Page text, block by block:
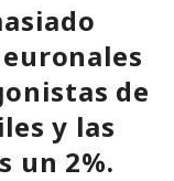
el
en
de
y las
un 2%.